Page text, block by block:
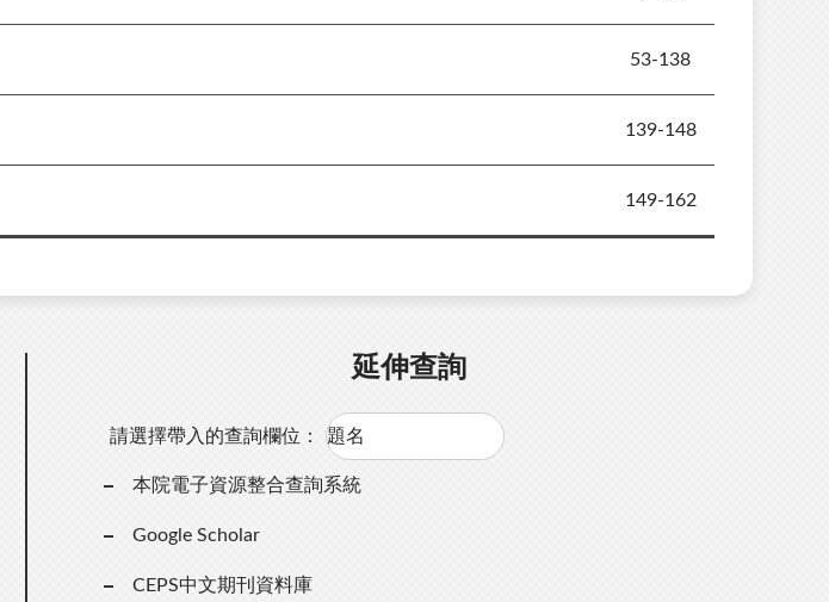
53-138
139-148
149-162
延伸查詢
請選擇帶入的查詢欄位：
本院電子資源整合查詢系統
Google Scholar
CEPS中文期刊資料庫